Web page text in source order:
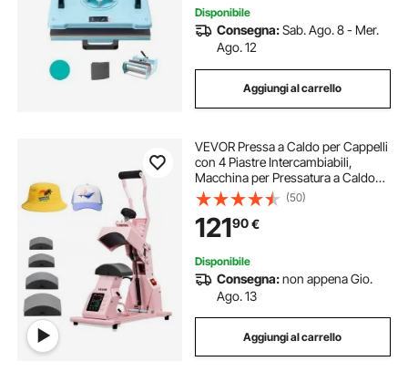
Disponibile
Consegna:Sab. Ago. 8 - Mer.
Ago. 12
Aggiungi al carrello
VEVOR Pressa a Caldo per Cappelli
con 4 Piastre Intercambiabili,
Macchina per Pressatura a Caldo
per Cappelli con Controllo della
Temperatura e del Tempo, per
Cappellini, Fasce, Mascherine,
Rosa
(50)
12190€
Disponibile
Consegna:non appena Gio.
Ago. 13
Aggiungi al carrello